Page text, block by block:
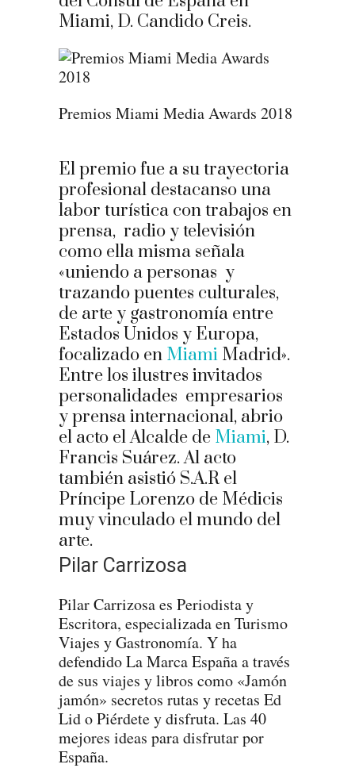
Miami, D. Candido Creis.
Premios Miami Media Awards 2018
El premio fue a su trayectoria
profesional destacanso una
labor turística con trabajos en
prensa, radio y televisión
como ella misma señala
«uniendo a personas y
trazando puentes culturales,
de arte y gastronomía entre
Estados Unidos y Europa,
focalizado en Miami Madrid».
Entre los ilustres invitados
personalidades empresarios
y prensa internacional, abrio
el acto el Alcalde de Miami, D.
Francis Suárez. Al acto
también asistió S.A.R el
Príncipe Lorenzo de Médicis
muy vinculado el mundo del
arte.
Pilar Carrizosa
Pilar Carrizosa es Periodista y
Escritora, especializada en Turismo
Viajes y Gastronomía. Y ha
defendido La Marca España a través
de sus viajes y libros como «Jamón
jamón» secretos rutas y recetas Ed
Lid o Piérdete y disfruta. Las 40
mejores ideas para disfrutar por
España.